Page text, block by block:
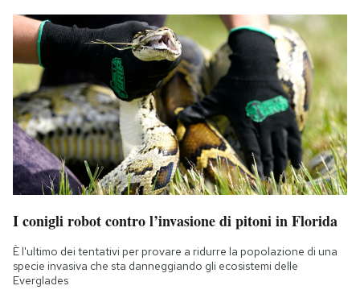
I conigli robot contro l’invasione di pitoni in Florida
È l'ultimo dei tentativi per provare a ridurre la popolazione di una
specie invasiva che sta danneggiando gli ecosistemi delle
Everglades